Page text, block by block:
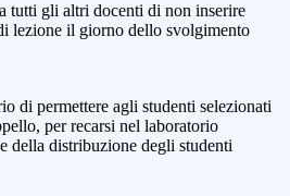
tutti gli altri docenti di non inserire
lezione il giorno dello svolgimento
di permettere agli studenti selezionati
per recarsi nel laboratorio
della distribuzione degli studenti